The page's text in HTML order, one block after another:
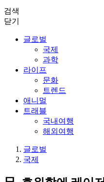
검색
닫기
글로벌
국제
과학
라이프
문화
트렌드
애니멀
트래블
국내여행
해외여행
글로벌
국제